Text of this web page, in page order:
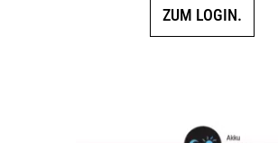
ZUM LOGIN.